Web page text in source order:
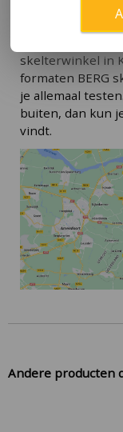
Skelter
skelterwinkel in
formaten BERG
je allemaal
buiten, dan kun
vindt.
Andere producten